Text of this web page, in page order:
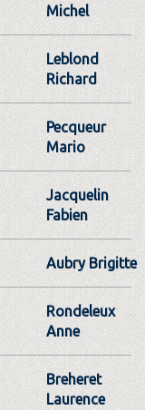
Michel
Leblond
Richard
Pecqueur
Mario
Jacquelin
Fabien
Aubry Brigitte
Rondeleux
Anne
Breheret
Laurence